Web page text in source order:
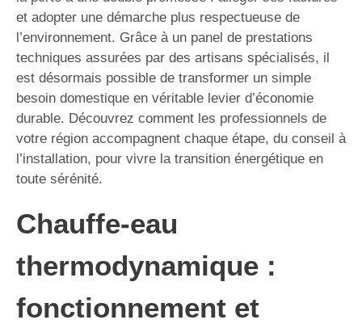
et adopter une démarche plus respectueuse de
l’environnement. Grâce à un panel de prestations
techniques assurées par des artisans spécialisés, il
est désormais possible de transformer un simple
besoin domestique en véritable levier d’économie
durable. Découvrez comment les professionnels de
votre région accompagnent chaque étape, du conseil à
l’installation, pour vivre la transition énergétique en
toute sérénité.
Chauffe-eau
thermodynamique :
fonctionnement et